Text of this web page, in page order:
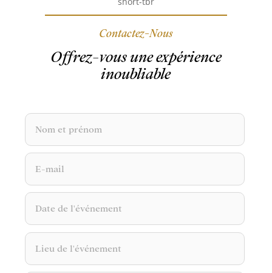
Contactez-Nous
Offrez-vous une expérience
inoubliable